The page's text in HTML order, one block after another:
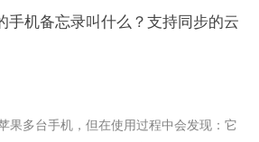
手机备忘录叫什么？支持同步的云
果多台手机，但在使用过程中会发现：它